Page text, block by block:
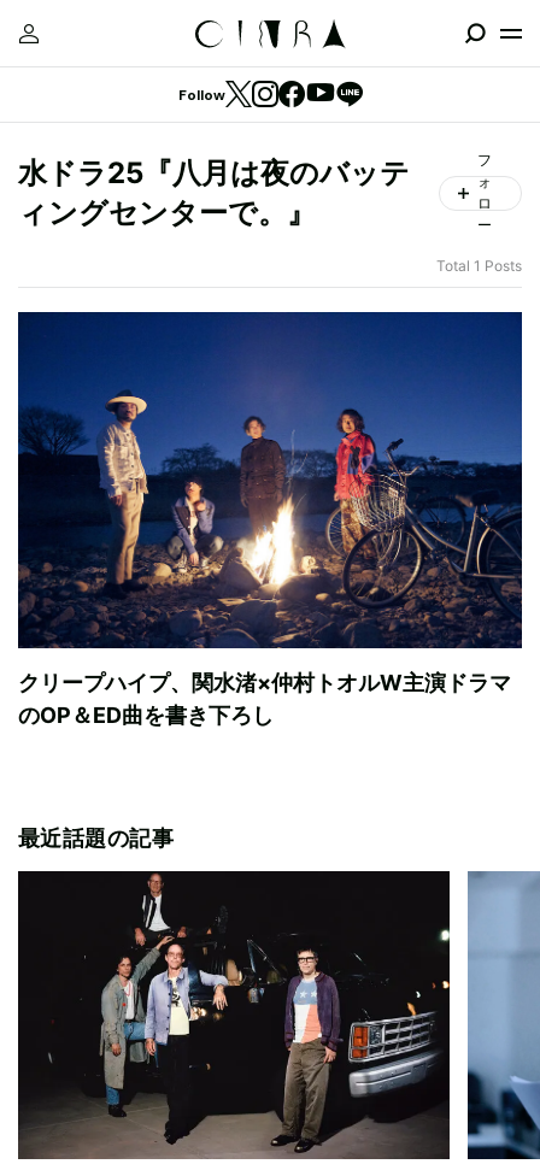
Follow
水ドラ25『八月は夜のバッテ
ィングセンターで。』
フ
ォ
ロ
ー
Total 1 Posts
クリープハイプ、関水渚×仲村トオルW主演ドラマ
のOP＆ED曲を書き下ろし
最近話題の記事